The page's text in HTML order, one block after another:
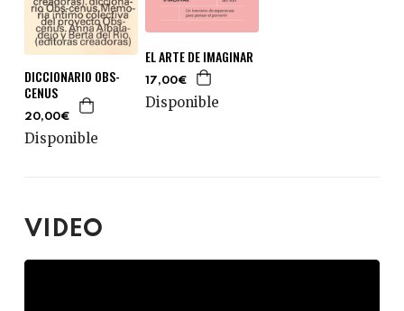
DICCIONARIO OBS-
CENUS
20,00€
Disponible
EL ARTE DE IMAGINAR
17,00€
Disponible
VIDEO